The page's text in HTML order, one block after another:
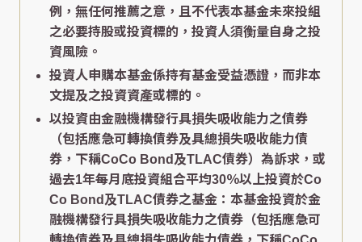
例，無任何推薦之意，且不代表本基金未來投組
之必要持股或投資標的，投資人須衡量自身之投
資風險。
投資人申購本基金係持有基金受益憑證，而非本
文提及之投資資產或標的。
以投資由金融機構發行具損失吸收能力之債券
（包括應急可轉換債券及具總損失吸收能力債
券，下稱CoCo Bond及TLAC債券）為訴求，或
過去1年每月底投資組合平均30％以上投資於Co
Co Bond及TLAC債券之基金：本基金投資於金
融機構發行具損失吸收能力之債券（包括應急可